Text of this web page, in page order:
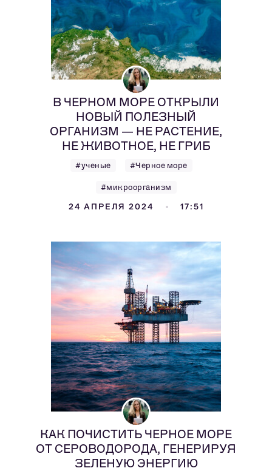
В ЧЕРНОМ МОРЕ ОТКРЫЛИ
НОВЫЙ ПОЛЕЗНЫЙ
ОРГАНИЗМ — НЕ РАСТЕНИЕ,
НЕ ЖИВОТНОЕ, НЕ ГРИБ
#ученые #Черное море
#микроорганизм
24 АПРЕЛЯ 2024 17:51
КАК ПОЧИСТИТЬ ЧЕРНОЕ МОРЕ
ОТ СЕРОВОДОРОДА, ГЕНЕРИРУЯ
ЗЕЛЕНУЮ ЭНЕРГИЮ